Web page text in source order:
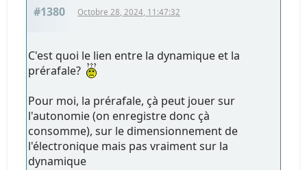
#1380 Octobre 28, 2024, 11:47:32
C'est quoi le lien entre la dynamique et la
prérafale?
Pour moi, la prérafale, çà peut jouer sur
l'autonomie (on enregistre donc çà
consomme), sur le dimensionnement de
l'électronique mais pas vraiment sur la
dynamique